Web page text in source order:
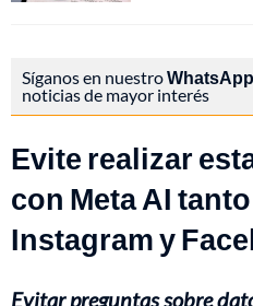
Síganos en nuestro
noticias de mayor interés
Evite realizar
con Meta AI
Instagram y
Evitar preguntas sobre